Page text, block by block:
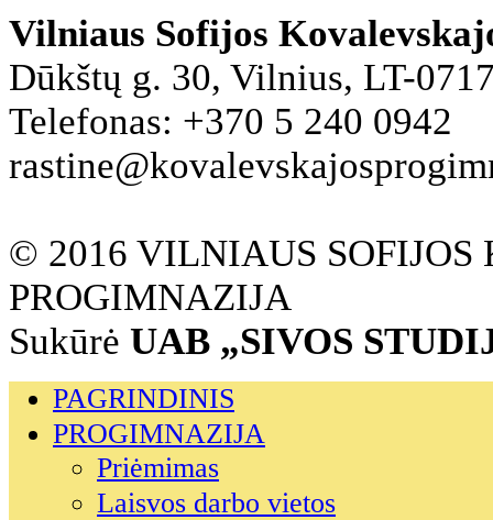
Vilniaus Sofijos
Dūkštų g. 30, Vilnius, LT-
Telefonas: +370 5 240 0942
© 2016 VILNIAUS SOFIJOS
PROGIMNAZIJA
Sukūrė UAB „SIVOS
PAGRINDINIS
PROGIMNAZIJA
Priėmimas
Laisvos darbo vietos